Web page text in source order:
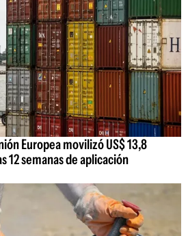
Europea movilizó US$ 13,8
12 semanas de aplicación